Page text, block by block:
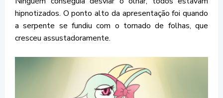
hipnotizados. O ponto alto da apresentação foi quando
a serpente se fundiu com o tornado de folhas, que
cresceu assustadoramente.